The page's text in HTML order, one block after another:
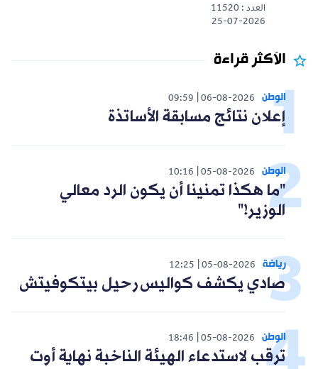
العدد : 11520
25-07-2026
الأكثر قراءة
الوطن 06-08-2026
09:59
إعلان نتائج مسابقة الأساتذة
الوطن 05-08-2026
10:16
"ما هكذا تمنينا أن يكون الرد معالي
الوزير!"
رياضة 05-08-2026
12:25
صادي يكشف كواليس رحيل بيتكوفيتش
الوطن 05-08-2026
18:46
ترقب لاستدعاء الهيئة الناخبة نهاية أوت